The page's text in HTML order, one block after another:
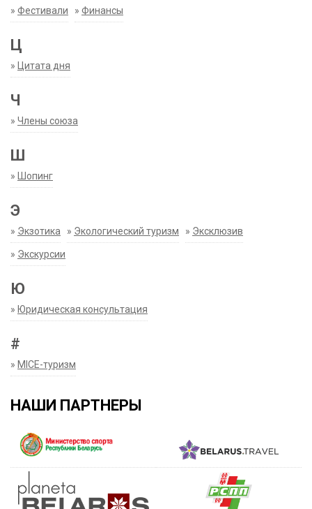
» Фестивали » Финансы
Ц
» Цитата дня
Ч
» Члены союза
Ш
» Шопинг
Э
» Экзотика » Экологический туризм » Эксклюзив
» Экскурсии
Ю
» Юридическая консультация
#
» MICE-туризм
НАШИ ПАРТНЕРЫ